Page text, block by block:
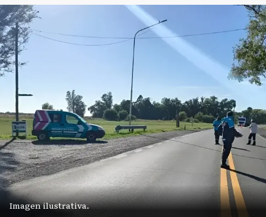
Imagen ilustrativa.